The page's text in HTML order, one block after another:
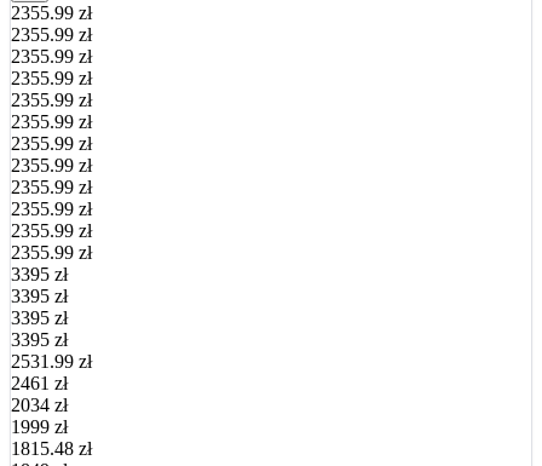
2355.99 zł
2355.99 zł
2355.99 zł
2355.99 zł
2355.99 zł
2355.99 zł
2355.99 zł
2355.99 zł
2355.99 zł
2355.99 zł
2355.99 zł
2355.99 zł
3395 zł
3395 zł
3395 zł
3395 zł
2531.99 zł
2461 zł
2034 zł
1999 zł
1815.48 zł